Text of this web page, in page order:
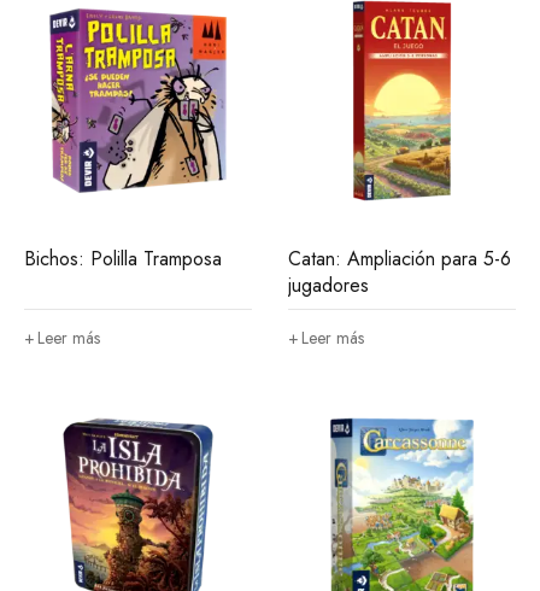
Bichos: Polilla Tramposa
Leer más
Catan: Ampliación para 5-6
jugadores
Leer más